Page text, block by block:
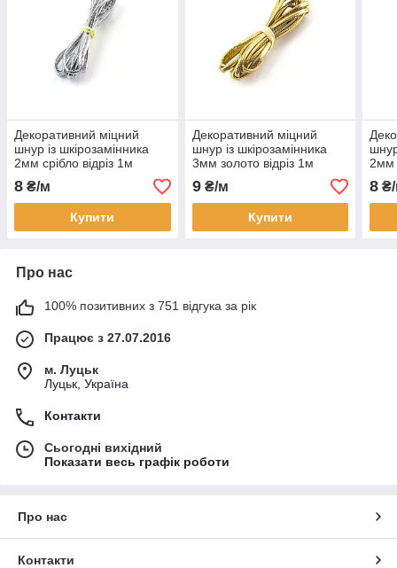
Декоративний міцний
шнур із шкірозамінника
2мм срібло відріз 1м
SHV049
8 ₴/м
Купити
Декоративний міцний
шнур із шкірозамінника
3мм золото відріз 1м
SHV058
9₴/м
Купити
2мм
8
Про нас
100% позитивних з 751 відгука за рік
Працює з 27.07.2016
м. Луцьк
Луцьк, Україна
Контакти
Сьогодні вихідний
Показати весь графік роботи
Про нас
Контакти